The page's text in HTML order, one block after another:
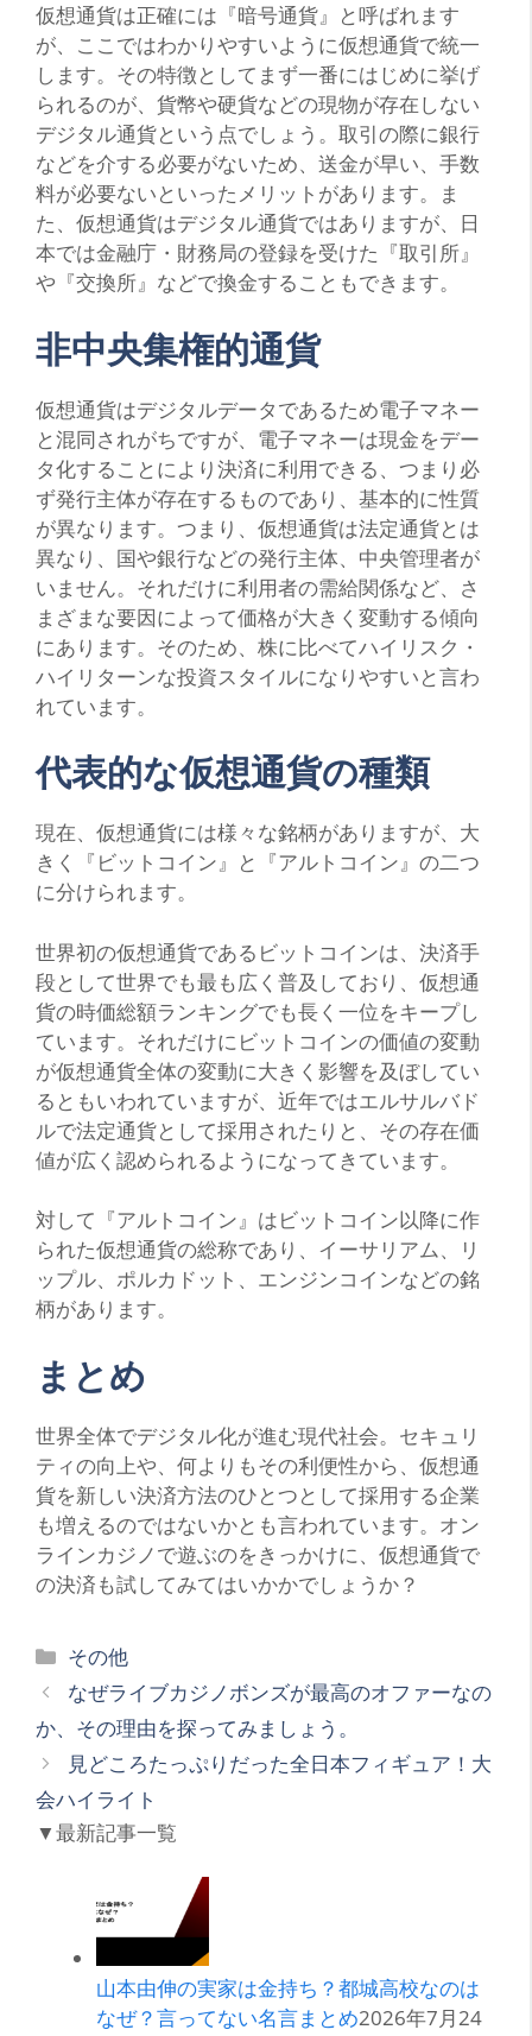
仮想通貨は正確には『暗号通貨』と呼ばれます
が、ここではわかりやすいように仮想通貨で統一
します。その特徴としてまず一番にはじめに挙げ
られるのが、貨幣や硬貨などの現物が存在しない
デジタル通貨という点でしょう。取引の際に銀行
などを介する必要がないため、送金が早い、手数
料が必要ないといったメリットがあります。ま
た、仮想通貨はデジタル通貨ではありますが、日
本では金融庁・財務局の登録を受けた『取引所』
や『交換所』などで換金することもできます。
非中央集権的通貨
仮想通貨はデジタルデータであるため電子マネー
と混同されがちですが、電子マネーは現金をデー
タ化することにより決済に利用できる、つまり必
ず発行主体が存在するものであり、基本的に性質
が異なります。つまり、仮想通貨は法定通貨とは
異なり、国や銀行などの発行主体、中央管理者が
いません。それだけに利用者の需給関係など、さ
まざまな要因によって価格が大きく変動する傾向
にあります。そのため、株に比べてハイリスク・
ハイリターンな投資スタイルになりやすいと言わ
れています。
代表的な仮想通貨の種類
現在、仮想通貨には様々な銘柄がありますが、大
きく『ビットコイン』と『アルトコイン』の二つ
に分けられます。
世界初の仮想通貨であるビットコインは、決済手
段として世界でも最も広く普及しており、仮想通
貨の時価総額ランキングでも長く一位をキープし
ています。それだけにビットコインの価値の変動
が仮想通貨全体の変動に大きく影響を及ぼしてい
るともいわれていますが、近年ではエルサルバド
ルで法定通貨として採用されたりと、その存在価
値が広く認められるようになってきています。
対して『アルトコイン』はビットコイン以降に作
られた仮想通貨の総称であり、イーサリアム、リ
ップル、ポルカドット、エンジンコインなどの銘
柄があります。
まとめ
世界全体でデジタル化が進む現代社会。セキュリ
ティの向上や、何よりもその利便性から、仮想通
貨を新しい決済方法のひとつとして採用する企業
も増えるのではないかとも言われています。オン
ラインカジノで遊ぶのをきっかけに、仮想通貨で
の決済も試してみてはいかかでしょうか？
カ
テ
ゴ
リ
ー
その他
なぜライブカジノボンズが最高のオファーなの
か、その理由を探ってみましょう。
見どころたっぷりだった全日本フィギュア！大
会ハイライト
▼最新記事一覧
山本由伸の実家は金持ち？都城高校なのは
なぜ？言ってない名言まとめ2026年7月24